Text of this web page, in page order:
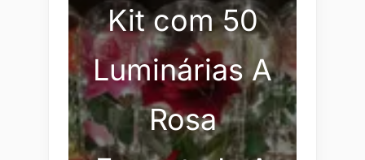
Kit com 50
Luminárias A
Rosa